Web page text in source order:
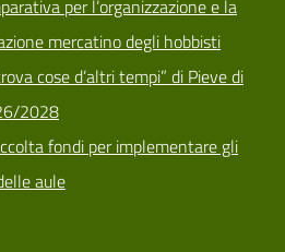
per l’organizzazione e la
mercatino degli hobbisti
cose d’altri tempi” di Pieve di
2028
fondi per implementare gli
aule